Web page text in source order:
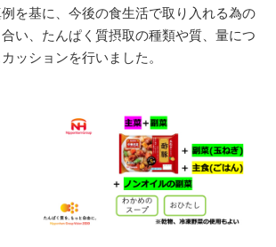
を基に、今後の食生活で取り入れる為の
い、たんぱく質摂取の種類や質、量につ
ッションを行いました。